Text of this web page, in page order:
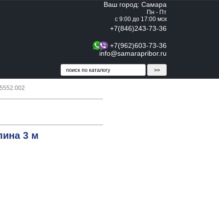
Ваш город: Самара
Пн - Пт
с 9:00 до 17:00 мск
+7(846)243-73-36
+7(962)603-73-36
info@samarapribor.ru
3 м